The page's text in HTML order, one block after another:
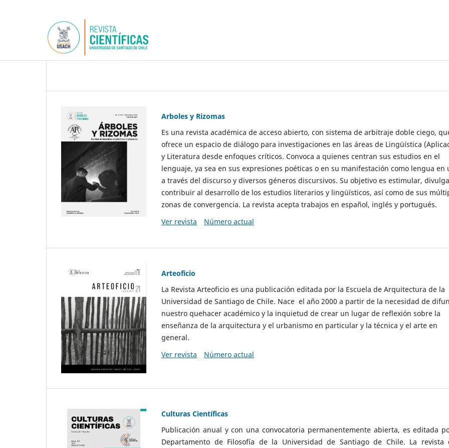
Arboles y Rizomas
Es una revista académica de acceso abierto, con sistema de arbitraje doble ciego,
ofrece un espacio de diálogo para investigaciones en las áreas de Lingüística
y Literatura desde enfoques críticos. Convoca a quienes centran sus estudios en el
lenguaje, ya sea en sus expresiones poéticas o en su manifestación como lengua en
a través del discurso y diversos géneros discursivos. Su objetivo es estimular,
contribuir al desarrollo de los estudios literarios y lingüísticos, así como de sus
zonas de convergencia. La revista acepta trabajos en español, inglés y portugués.
Ver revista
Número actual
Arteoficio
La Revista Arteoficio es una publicación editada por la Escuela de Arquitectura de la
Universidad de Santiago de Chile. Nace el año 2000 a partir de la necesidad de
nuestro quehacer académico y la inquietud de crear un lugar de reflexión sobre la
enseñanza de la arquitectura y el urbanismo en particular y la técnica y el arte en
general.
Ver revista
Número actual
Culturas Científicas
Publicación anual y con una convocatoria permanentemente abierta, es editada
Departamento de Filosofía de la Universidad de Santiago de Chile. La revista